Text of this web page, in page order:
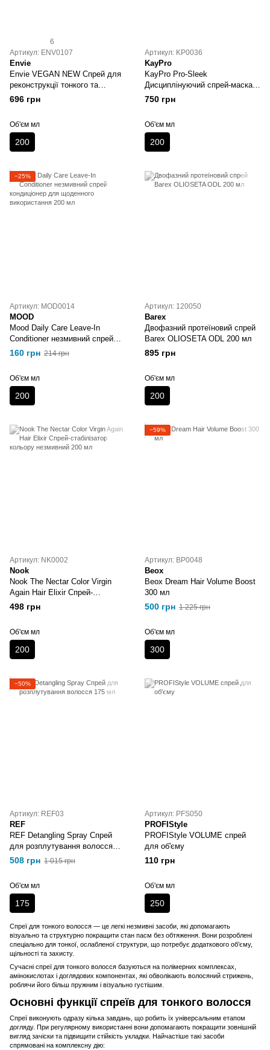
6
Артикул: ENV0107
Envie
Envie VEGAN NEW Спрей для
реконструкції тонкого та
ламкого волосся 200 мл
696 грн
Об'єм мл
200
Артикул: KP0036
KayPro
KayPro Pro-Sleek
Дисциплінуючий спрей-маска
для випрямленого волосся 200
750 грн
Об'єм мл
200
−25%
Артикул: MOD0014
MOOD
Mood Daily Care Leave-In
Conditioner незмивний спрей
кондиціонер для щоденного
використання 200 мл
160 грн 214 грн
Об'єм мл
200
Артикул: 120050
Barex
Двофазний протеїновий спрей
Barex OLIOSETA ODL 200 мл
895 грн
Об'єм мл
200
Артикул: NK0002
Nook
Nook The Nectar Color Virgin
Again Hair Elixir Спрей-
стабілізатор кольору
незмивний 200 мл
498 грн
Об'єм мл
200
−59%
Артикул: BP0048
Beox
Beox Dream Hair Volume Boost
300 мл
500 грн 1 225 грн
Об'єм мл
300
−50%
Артикул: REF03
REF
REF Detangling Spray Спрей
для розплутування волосся
175 мл
508 грн 1 015 грн
Об'єм мл
175
Артикул: PFS050
PROFIStyle
PROFIStyle VOLUME спрей
для об'єму
110 грн
Об'єм мл
250
Спреї для тонкого волосся — це легкі незмивні засоби, які допомагають
візуально та структурно покращити стан пасм без обтяження. Вони розроблені
спеціально для тонкої, ослабленої структури, що потребує додаткового об’єму,
щільності та захисту.
Сучасні спреї для тонкого волосся базуються на полімерних комплексах,
амінокислотах і доглядових компонентах, які обволікають волосяний стрижень,
роблячи його більш пружним і візуально густішим.
Основні функції спреїв для тонкого волосся
Спреї виконують одразу кілька завдань, що робить їх універсальним етапом
догляду. При регулярному використанні вони допомагають покращити зовнішній
вигляд зачіски та підвищити стійкість укладки. Найчастіше такі засоби
спрямовані на комплексну дію: